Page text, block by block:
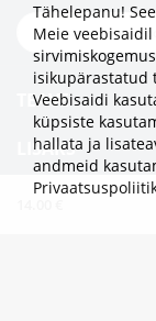
TEAVE
LISAKS
KATEGOORIAD
Tähelepanu!
Meie
isikupärastatud
Veebisaidi
küpsiste
hallata ja
andmeid